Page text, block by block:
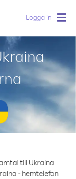
Logga in
till Ukraina
- hemtelefon